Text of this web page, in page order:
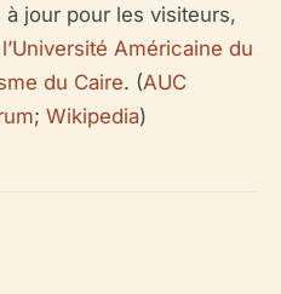
jour pour les visiteurs,
Américaine du
du Caire. (AUC
; Wikipedia)